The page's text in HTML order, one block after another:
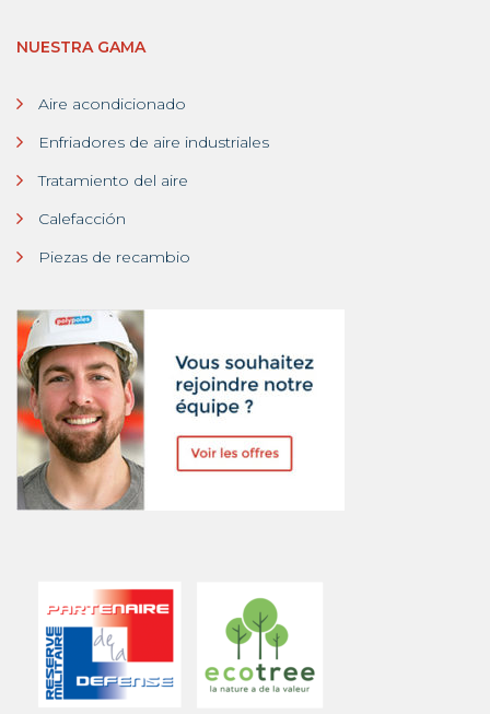
NUESTRA GAMA
Aire acondicionado
Enfriadores de aire industriales
Tratamiento del aire
Calefacción
Piezas de recambio